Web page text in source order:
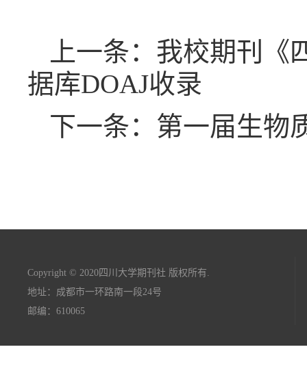
上一条：我校期刊
据库DOAJ收录
下一条：第一届生物
Copyright © 2020四川大学期刊社 版权所有.
地址：成都市一环路南一段24号
邮编：610065